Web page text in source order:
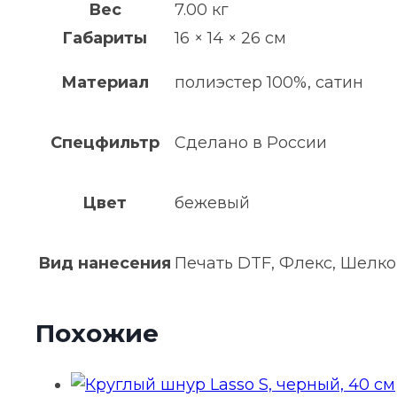
Вес
7.00 кг
Габариты
16 × 14 × 26 см
Материал полиэстер 100%, сатин
Спецфильтр Сделано в России
Цвет бежевый
Вид нанесения Печать DTF, Флекс,
Похожие